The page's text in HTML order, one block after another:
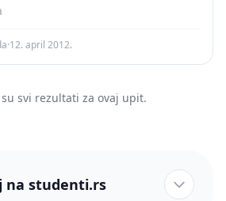
·12. april 2012.
svi rezultati za ovaj upit.
na studenti.rs